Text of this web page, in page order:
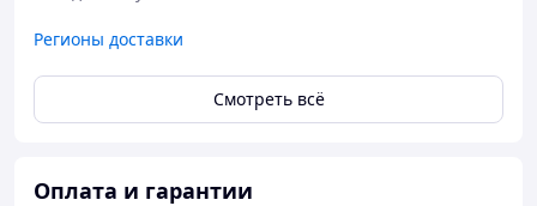
Регионы доставки
Смотреть всё
Оплата и гарантии